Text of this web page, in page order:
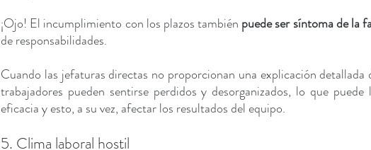
¡Ojo! El incumplimiento con los plazos también puede ser síntoma de la
de responsabilidades.
Cuando las jefaturas directas no proporcionan una explicación detallada
trabajadores pueden sentirse perdidos y desorganizados, lo que
eficacia y esto, a su vez, afectar los resultados del equipo.
5. Clima laboral hostil